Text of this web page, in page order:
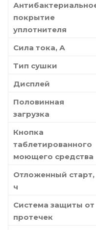
покрытие
уплотнителя
Сила тока, А
Тип сушки
Дисплей
Половинная
загрузка
Кнопка
таблетированного
моющего средства
Отложенный старт,
ч
Система защиты от
протечек